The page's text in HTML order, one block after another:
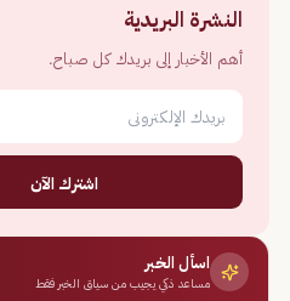
النشرة البريدية
أهم الأخبار إلى بريدك كل صباح.
اشترك الآن
اسأل الخبر
مساعد ذكي يجيب من سياق الخبر فقط